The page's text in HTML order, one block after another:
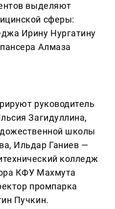
выделяют
сферы:
Ирину Нургатину
Алмаза
руководитель
Загидуллина,
школы
Ильдар Ганиев —
колледж
КФУ Махмута
промпарка
Пучкин.